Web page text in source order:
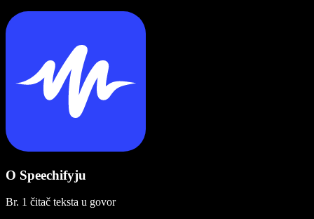
O Speechifyju
Br. 1 čitač teksta u govor